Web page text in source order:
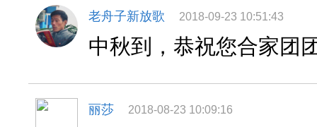
老舟子新放歌 2018-09-23 10:51:43
中秋到，恭祝您合家团
丽莎 2018-08-23 10:09:16